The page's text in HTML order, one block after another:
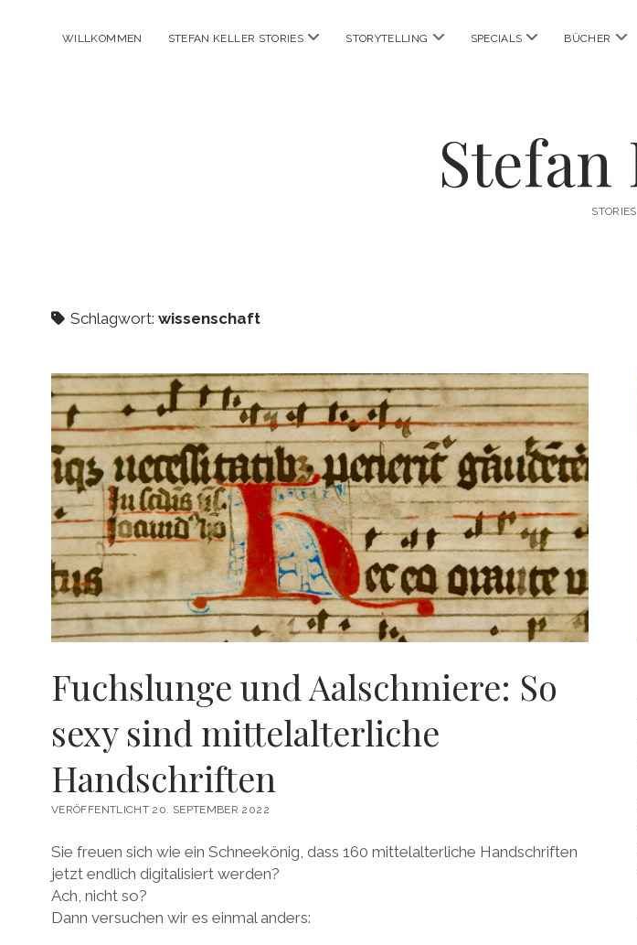
WILLKOMMEN STEFAN KELLER STORIES Menü
STORYTELLING Menü
SPECIALS Menü
BÜCHER
STORIES
Schlagwort: wissenschaft
Fuchslunge und Aalschmiere: So
sexy sind mittelalterliche
Handschriften
VERÖFFENTLICHT 20. SEPTEMBER 2022
Sie freuen sich wie ein Schneekönig, dass 160 mittelalterliche Handschriften
jetzt endlich digitalisiert werden?
Ach, nicht so?
Dann versuchen wir es einmal anders: